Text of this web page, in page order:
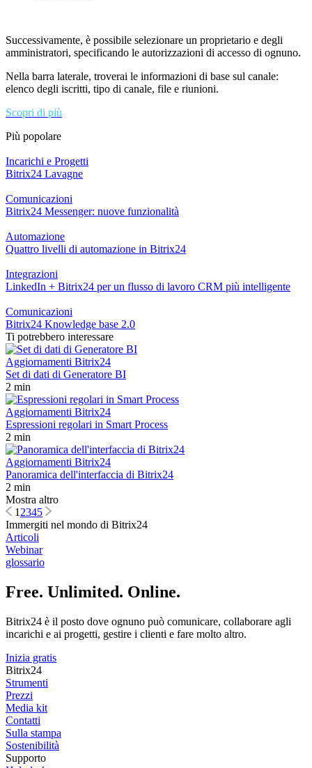
Successivamente, è possibile selezionare un proprietario e degli
amministratori, specificando le autorizzazioni di accesso di ognuno.
Nella barra laterale, troverai le informazioni di base sul canale:
elenco degli iscritti, tipo di canale, file e riunioni.
Scopri di più
Più popolare
Incarichi e Progetti
Bitrix24 Lavagne
Comunicazioni
Bitrix24 Messenger: nuove funzionalità
Automazione
Quattro livelli di automazione in Bitrix24
Integrazioni
LinkedIn + Bitrix24 per un flusso di lavoro CRM più intelligente
Comunicazioni
Bitrix24 Knowledge base 2.0
Ti potrebbero interessare
Aggiornamenti Bitrix24
Set di dati di Generatore BI
2 min
Aggiornamenti Bitrix24
Espressioni regolari in Smart Process
2 min
Aggiornamenti Bitrix24
Panoramica dell'interfaccia di Bitrix24
2 min
Mostra altro
12345
Immergiti nel mondo di Bitrix24
Articoli
Webinar
glossario
Free. Unlimited. Online.
Bitrix24 è il posto dove ognuno può comunicare, collaborare agli
incarichi e ai progetti, gestire i clienti e fare molto altro.
Inizia gratis
Bitrix24
Strumenti
Prezzi
Media kit
Contatti
Sulla stampa
Sostenibilità
Supporto